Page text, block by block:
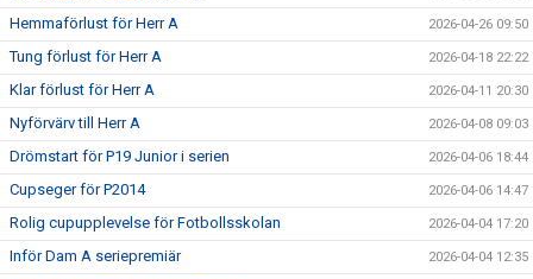
Hemmaförlust för Herr A 2026-04-26 09:50
Tung förlust för Herr A 2026-04-18 22:22
Klar förlust för Herr A 2026-04-11 20:30
Nyförvärv till Herr A 2026-04-08 09:03
Drömstart för P19 Junior i serien 2026-04-06 18:44
Cupseger för P2014 2026-04-06 14:47
Rolig cupupplevelse för Fotbollsskolan 2026-04-04 17:20
Inför Dam A seriepremiär 2026-04-04 12:35